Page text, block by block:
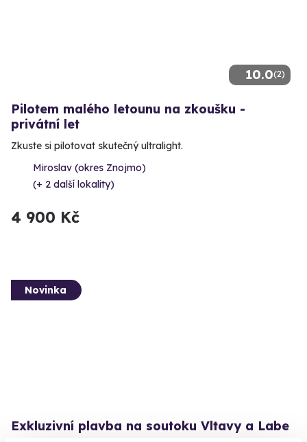
10.0(2)
Pilotem malého letounu na zkoušku -
privátní let
Zkuste si pilotovat skutečný ultralight.
Miroslav (okres Znojmo)
(+ 2 další lokality)
4 900 Kč
Novinka
Exkluzivní plavba na soutoku Vltavy a Labe